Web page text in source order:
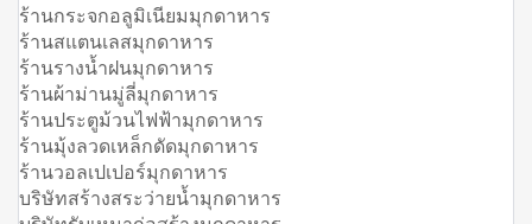
ร้านกระจกอลูมิเนียมมุกดาหาร
ร้านสแตนเลสมุกดาหาร
ร้านรางน้ำฝนมุกดาหาร
ร้านผ้าม่านมู่ลี่มุกดาหาร
ร้านประตูม้วนไฟฟ้ามุกดาหาร
ร้านมุ้งลวดเหล็กดัดมุกดาหาร
ร้านวอลเปเปอร์มุกดาหาร
บริษัทสร้างสระว่ายน้ำมุกดาหาร